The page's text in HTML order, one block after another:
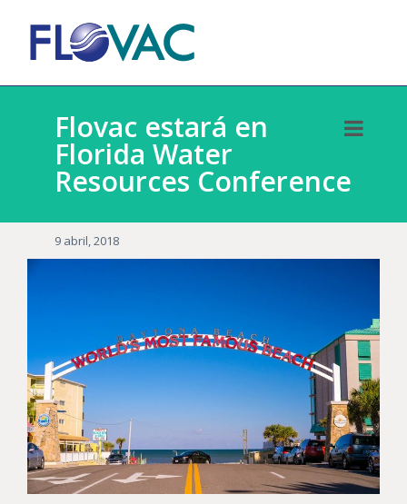
Flovac estará en
Florida Water
Resources Conference
9 abril, 2018